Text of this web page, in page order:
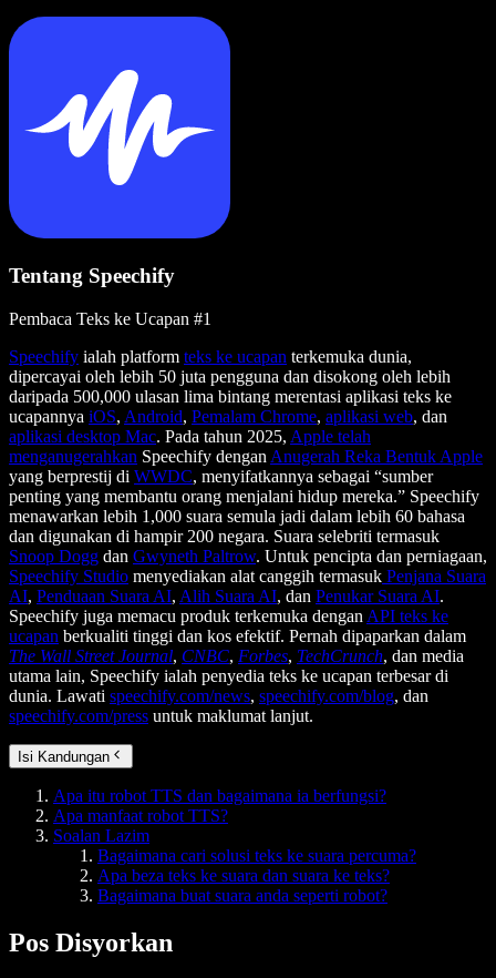
Tentang Speechify
Pembaca Teks ke Ucapan #1
Speechify ialah platform teks ke ucapan terkemuka dunia,
dipercayai oleh lebih 50 juta pengguna dan disokong oleh lebih
daripada 500,000 ulasan lima bintang merentasi aplikasi teks ke
ucapannya iOS, Android, Pemalam Chrome, aplikasi web, dan
aplikasi desktop Mac. Pada tahun 2025, Apple telah
menganugerahkan Speechify dengan Anugerah Reka Bentuk Apple
yang berprestij di WWDC, menyifatkannya sebagai “sumber
penting yang membantu orang menjalani hidup mereka.” Speechify
menawarkan lebih 1,000 suara semula jadi dalam lebih 60 bahasa
dan digunakan di hampir 200 negara. Suara selebriti termasuk
Snoop Dogg dan Gwyneth Paltrow. Untuk pencipta dan perniagaan,
Speechify Studio menyediakan alat canggih termasuk Penjana Suara
AI, Penduaan Suara AI, Alih Suara AI, dan Penukar Suara AI.
Speechify juga memacu produk terkemuka dengan API teks ke
ucapan berkualiti tinggi dan kos efektif. Pernah dipaparkan dalam
The Wall Street Journal, CNBC, Forbes, TechCrunch, dan media
utama lain, Speechify ialah penyedia teks ke ucapan terbesar di
dunia. Lawati speechify.com/news, speechify.com/blog, dan
speechify.com/press untuk maklumat lanjut.
Isi Kandungan
Apa itu robot TTS dan bagaimana ia berfungsi?
Apa manfaat robot TTS?
Soalan Lazim
Bagaimana cari solusi teks ke suara percuma?
Apa beza teks ke suara dan suara ke teks?
Bagaimana buat suara anda seperti robot?
Pos Disyorkan